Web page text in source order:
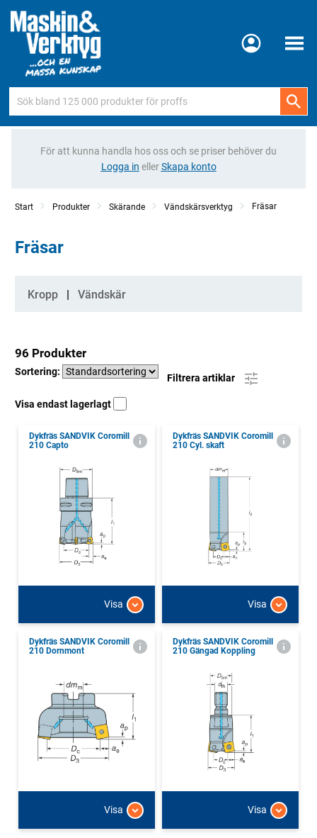
Meny
För att kunna handla hos oss och se priser behöver du
Logga in ellerSkapa konto
Start Produkter Skärande Vändskärsverktyg Fräsar
Fräsar
Kategorier
Kropp Vändskär
96 Produkter
Sortering:
Filtrera artiklar
Visa endast lagerlagt
Dykfräs SANDVIK Coromill
210 Capto
Visa
Dykfräs SANDVIK Coromill
210 Cyl. skaft
Visa
Dykfräs SANDVIK Coromill
210 Dornmont
Visa
Dykfräs SANDVIK Coromill
210 Gängad Koppling
Visa